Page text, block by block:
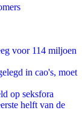
voor 114 miljoen
in cao's, moet
op seksfora
helft van de